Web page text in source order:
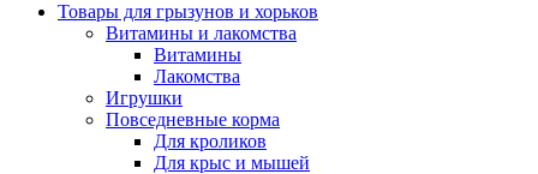
Товары для грызунов и хорьков
Витамины и лакомства
Витамины
Лакомства
Игрушки
Повседневные корма
Для кроликов
Для крыс и мышей